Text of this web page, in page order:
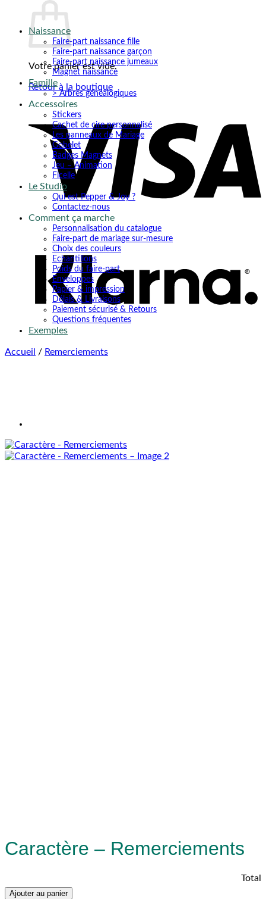
Votre panier est vide.
Retour à la boutique
Naissance
Faire-part naissance fille
Faire-part naissance garçon
Faire-part naissance jumeaux
Magnet naissance
Famille
> Arbres généalogiques
Accessoires
Stickers
Cachet de cire personnalisé
Les panneaux de Mariage
Gobelet
Badges Magnets
Jeu – Animation
Ficelle
Le Studio
Qui est Pepper & Joy ?
Contactez-nous
Comment ça marche
Personnalisation du catalogue
Faire-part de mariage sur-mesure
Choix des couleurs
Echantillons
Poids du faire-part
Enveloppes
Papier & impression
Délais & Livraisons
Paiement sécurisé & Retours
Questions fréquentes
Exemples
Accueil / Remerciements
Caractère – Remerciements
Total
Ajouter au panier